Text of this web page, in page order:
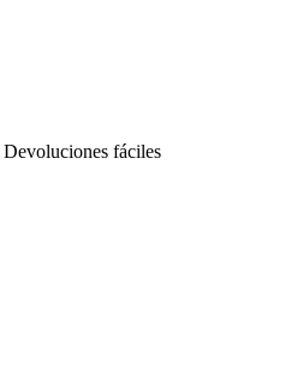
Devoluciones fáciles